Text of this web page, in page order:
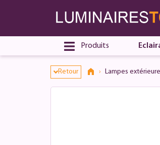
Produits
Retour Lampes